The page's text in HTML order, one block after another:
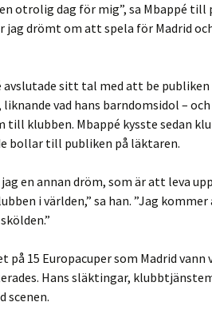
otrolig dag för mig”, sa Mbappé till
jag drömt om att spela för Madrid
avslutade sitt tal med att be
liknande vad hans barndomsidol –
till klubben. Mbappé kysste sedan
bollar till publiken på läktaren.
jag en annan dröm, som är att leva
i världen,” sa han. ”Jag
på 15 Europacuper som Madrid vann
Hans släktingar,
scenen.